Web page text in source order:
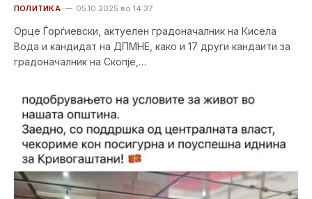
ПОЛИТИКА 05.10.2025 во 14:37
Орце Ѓорѓиевски, актуелен градоначалник на Кисела
Вода и кандидат на ДПМНЕ, како и 17 други кандаити за
градоначалник на Скопје,…